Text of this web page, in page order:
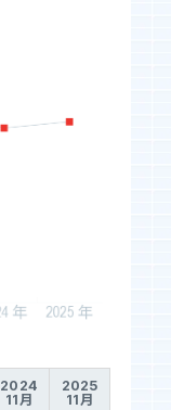
2024
11月
2025
11月